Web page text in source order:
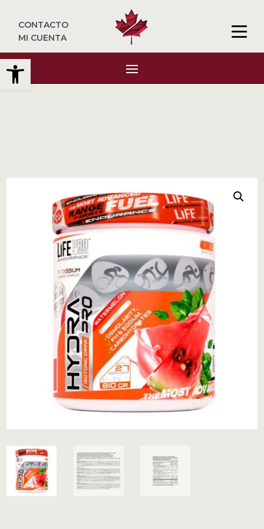
Abrir barra de herramientas
CONTACTO
MI CUENTA